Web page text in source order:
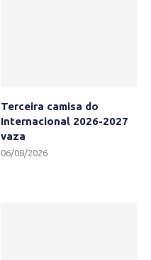
Terceira camisa do
Internacional 2026-2027
vaza
06/08/2026